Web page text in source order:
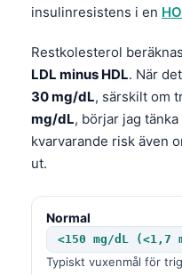
insulinresistens i en
Restkolesterol
LDL minus HDL. När
30 mg/dL, särskilt om
mg/dL, börjar jag
kvarvarande risk även
ut.
Normal
<150 mg/dL (<1,7
Typiskt vuxenmål för